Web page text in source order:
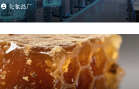
化妆品厂